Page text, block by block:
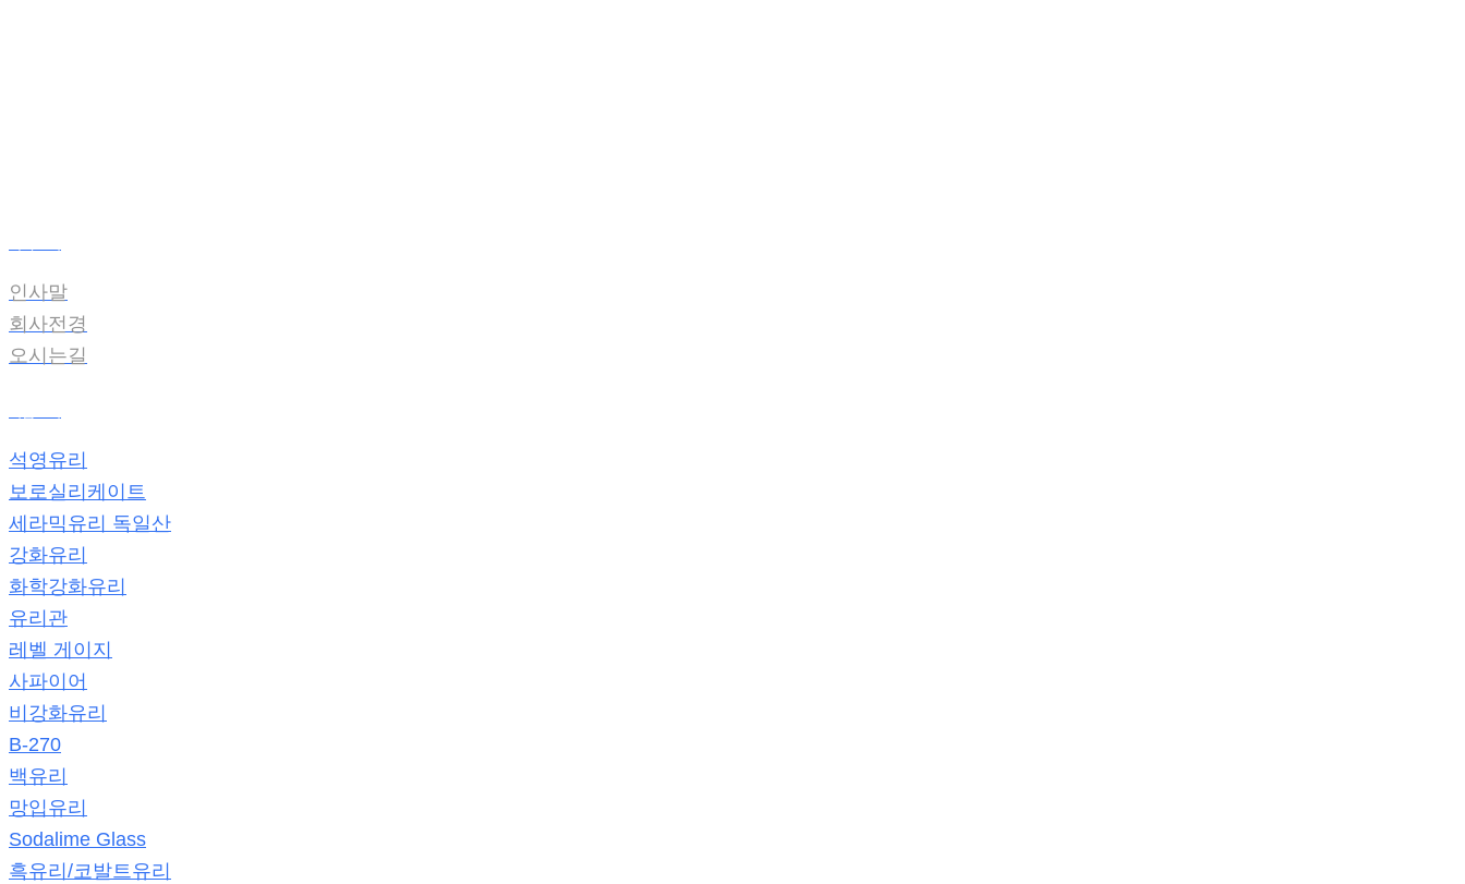
인사말
회사전경
오시는길
석영유리
보로실리케이트
세라믹유리 독일산
강화유리
화학강화유리
유리관
레벨 게이지
사파이어
비강화유리
B-270
백유리
망입유리
Sodalime Glass
흑유리/코발트유리